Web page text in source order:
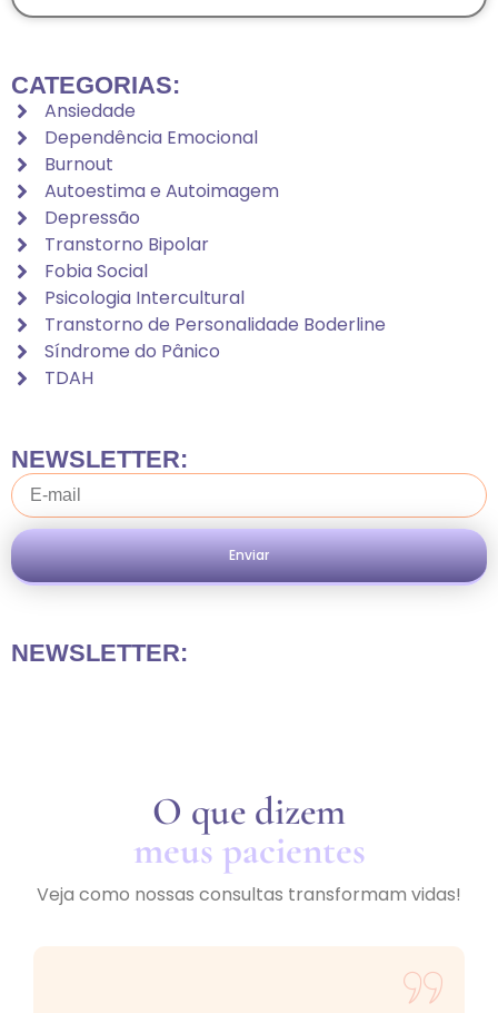
CATEGORIAS:
Ansiedade
Dependência Emocional
Burnout
Autoestima e Autoimagem
Depressão
Transtorno Bipolar
Fobia Social
Psicologia Intercultural
Transtorno de Personalidade Boderline
Síndrome do Pânico
TDAH
NEWSLETTER:
Enviar
NEWSLETTER:
O que dizem
meus pacientes
Veja como nossas consultas transformam vidas!